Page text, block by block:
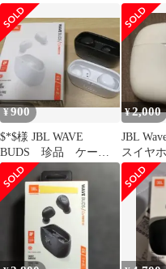
Bluetooth
¥900
$*$様 JBL WAVE
BUDS 珍品 ケース
黒、白各1。本体 黒L、
白R
¥2,000
JBL
スイヤ